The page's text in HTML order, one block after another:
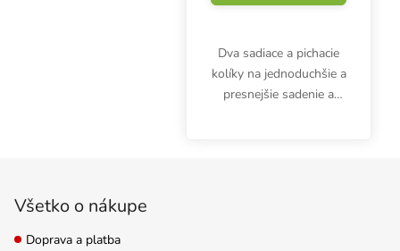
Dva sadiace a pichacie
kolíky na jednoduchšie a
presnejšie sadenie a
Všetko o nákupe
Doprava a platba